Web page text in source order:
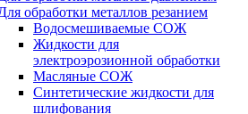
обработки металлов резанием
Водосмешиваемые СОЖ
Жидкости для
электроэрозионной обработки
Масляные СОЖ
Синтетические жидкости для
шлифования